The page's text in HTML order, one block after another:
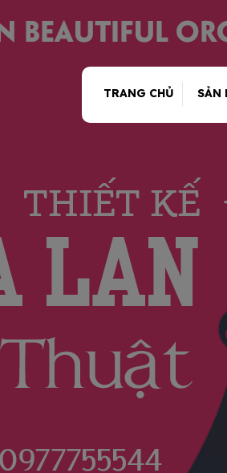
TRANG CHỦ SẢN